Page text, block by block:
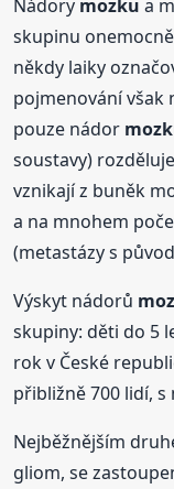
Nádory mozku a
skupinu
někdy laiky
pojmenování však
pouze nádor
soustavy)
vznikají z buněk
a na mnohem
(metastázy s
Výskyt nádorů
skupiny: děti do 5
rok v České
přibližně 700 lidí,
Nejběžnějším
gliom, se